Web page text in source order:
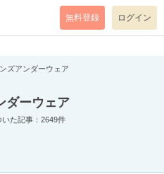
mode=return level=notice
無料登録 ログイン
ズアンダーウェア
ダーウェア
いた記事：2649件